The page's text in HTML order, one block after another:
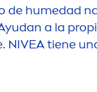
de humedad
a la
NIVEAtiene